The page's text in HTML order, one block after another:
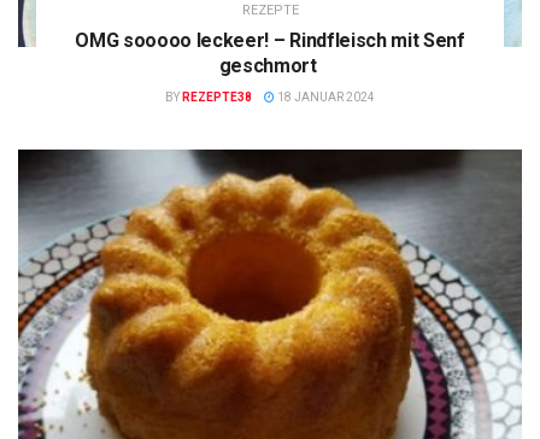
REZEPTE
OMG sooooo leckeer! – Rindfleisch mit Senf
geschmort
BY REZEPTE38 18 JANUAR 2024